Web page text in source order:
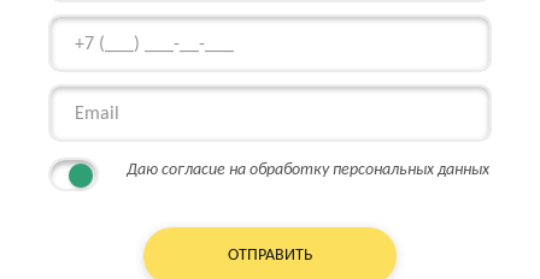
Даю согласие на обработку персональных данных